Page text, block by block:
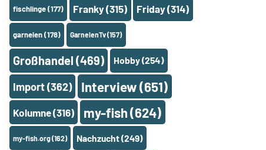
fischlinge(177) Franky(315) Friday(314)
garnelen(178) GarnelenTv(157)
Großhandel (469) Hobby(254)
Import(362) Interview(651)
Kolumne(316) my-fish(624)
my-fish.org(162) Nachzucht(249)